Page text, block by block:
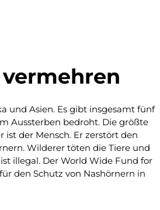
und Asien. Es gibt insgesamt fünf
Aussterben bedroht. Die größte
ist der Mensch. Er zerstört den
Wilderer töten die Tiere und
illegal. Der World Wide Fund for
den Schutz von Nashörnern in